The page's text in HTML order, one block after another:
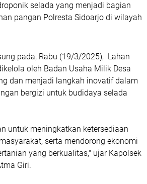
selada yang menjadi bagian
pangan Polresta Sidoarjo di wilayah
pada, Rabu (19/3/2025), Lahan
oleh Badan Usaha Milik Desa
dan menjadi langkah inovatif dalam
bergizi untuk budidaya selada
untuk meningkatkan ketersediaan
serta mendorong ekonomi
yang berkualitas," ujar Kapolsek
Giri.